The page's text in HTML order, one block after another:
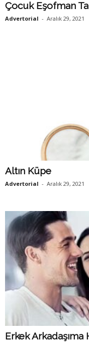
Çocuk Eşofman
Advertorial - Aralık 29, 2021
Altın Küpe
Advertorial - Aralık 29, 2021
Erkek Arkadaşıma